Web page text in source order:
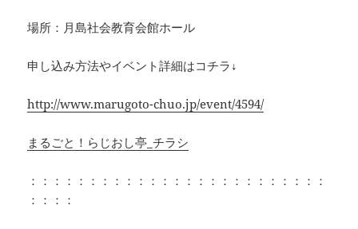
場所：月島社会教育会館ホール
申し込み方法やイベント詳細はコチラ↓
http://www.marugoto-chuo.jp/event/4594/
まるごと！らじおし亭_チラシ
：：：：：：：：：：：：：：：：：：：：：：：：：
：：：：